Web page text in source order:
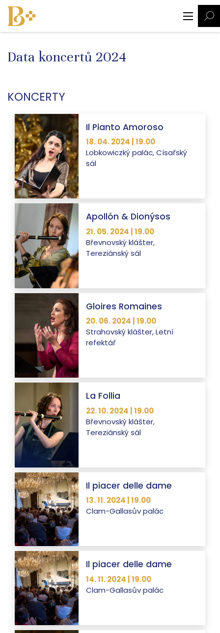
Data koncertů 2024
KONCERTY
Il Pianto Amoroso
18. 04. 2024 | 19.00
Lobkowiczký palác, Císařský
sál
Apollón & Dionýsos
21. 05. 2024 | 19.00
Břevnovský klášter,
Tereziánský sál
Gloires Romaines
20. 06. 2024 | 19.00
Strahovský klášter, Letní
refektář
La Follia
22. 10. 2024 | 19.00
Břevnovský klášter,
Tereziánský sál
Il piacer delle dame
13. 11. 2024 | 19.00
Clam-Gallasův palác
Il piacer delle dame
14. 11. 2024 | 19.00
Clam-Gallasův palác